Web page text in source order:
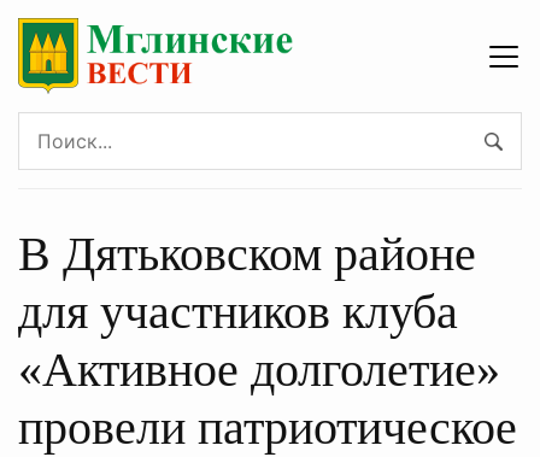
В Дятьковском районе
для участников клуба
«Активное долголетие»
провели патриотическое